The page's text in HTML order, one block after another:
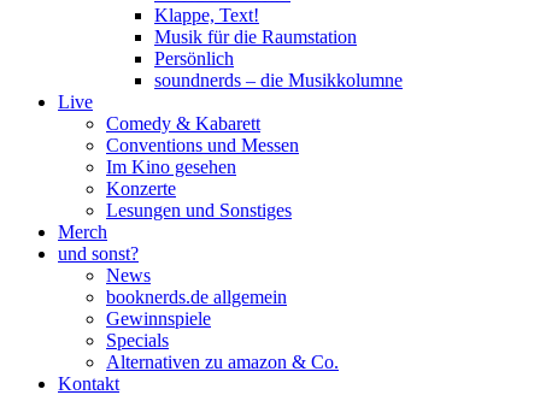
Klappe, Text!
Musik für die Raumstation
Persönlich
soundnerds – die Musikkolumne
Live
Comedy & Kabarett
Conventions und Messen
Im Kino gesehen
Konzerte
Lesungen und Sonstiges
Merch
und sonst?
News
booknerds.de allgemein
Gewinnspiele
Specials
Alternativen zu amazon & Co.
Kontakt